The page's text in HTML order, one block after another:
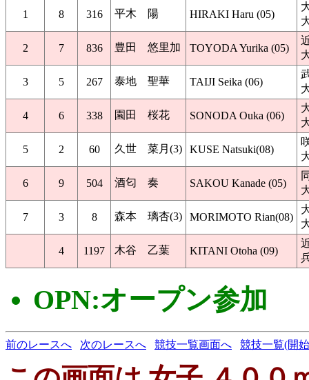
1 8 316 平木 陽 HIRAKI Haru (05)
2 7 836 豊田 悠里加 TOYODA Yurika (05)
3 5 267 泰地 聖華 TAIJI Seika (06)
4 6 338 園田 桜花 SONODA Ouka (06)
5 2 60 久世 菜月(3) KUSE Natsuki(08)
6 9 504 酒匂 奏 SAKOU Kanade (05)
7 3 8 森本 璃杏(3) MORIMOTO Rian(08)
4 1197 木谷 乙葉 KITANI Otoha (09)
OPN:オープン参加
前のレースへ 次のレースへ 競技一覧画面へ 競技一覧(開